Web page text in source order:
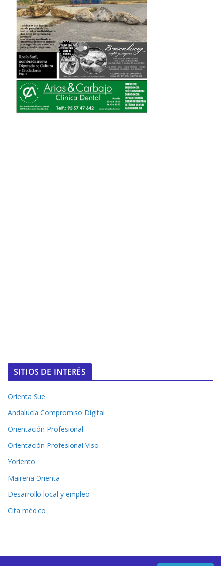
SITIOS DE INTERÉS
Orienta Sue
Andalucía Compromiso Digital
Orientación Profesional
Orientación Profesional Viso
Yoriento
Mairena Orienta
Desarrollo local y empleo
Cita médico